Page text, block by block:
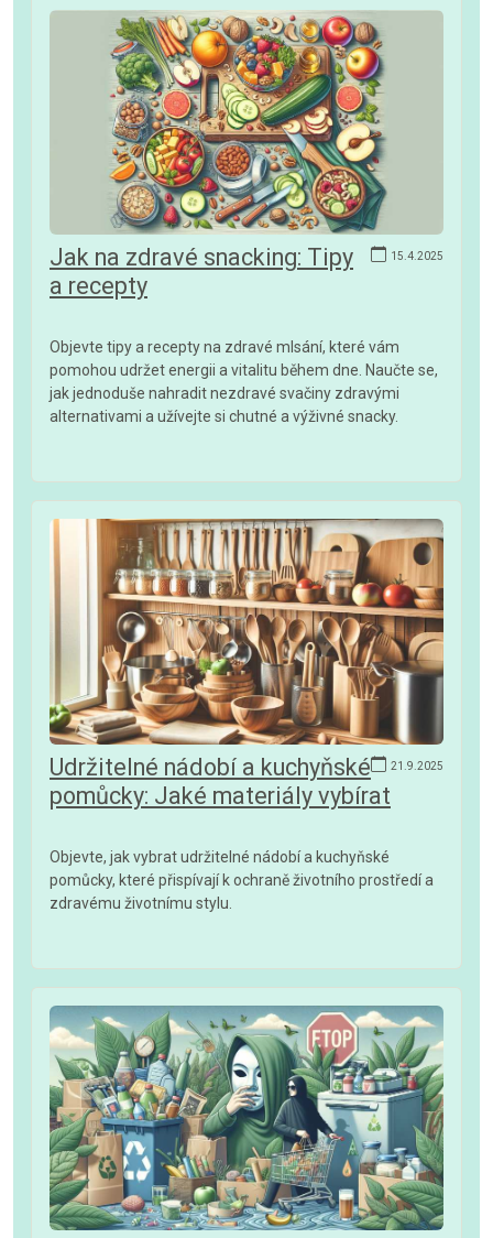
15.4.2025
Jak na zdravé snacking: Tipy
a recepty
Objevte tipy a recepty na zdravé mlsání, které vám
pomohou udržet energii a vitalitu během dne. Naučte se,
jak jednoduše nahradit nezdravé svačiny zdravými
alternativami a užívejte si chutné a výživné snacky.
21.9.2025
Udržitelné nádobí a kuchyňské
pomůcky: Jaké materiály vybírat
Objevte, jak vybrat udržitelné nádobí a kuchyňské
pomůcky, které přispívají k ochraně životního prostředí a
zdravému životnímu stylu.